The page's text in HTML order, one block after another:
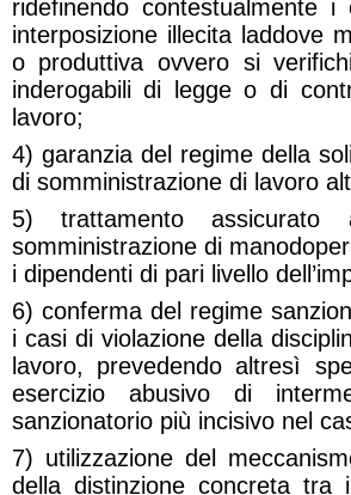
ridefinendo contestualmente
interposizione illecita laddove
o produttiva ovvero si
inderogabili di legge o di
lavoro;
4) garanzia del regime della
di somministrazione di lavoro
5) trattamento assicurato
somministrazione di
i dipendenti di pari livello
6) conferma del regime
i casi di violazione della
lavoro, prevedendo altresì
esercizio abusivo di
sanzionatorio più incisivo nel
7) utilizzazione del
della distinzione concreta tra